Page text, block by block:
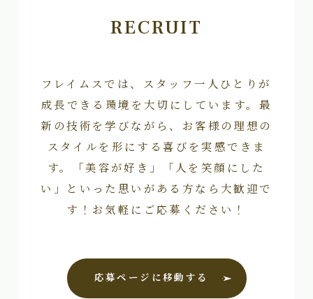
RECRUIT
フレイムスでは、スタッフ一人ひとりが
成長できる環境を大切にしています。最
新の技術を学びながら、お客様の理想の
スタイルを形にする喜びを実感できま
す。「美容が好き」「人を笑顔にした
い」といった思いがある方なら大歓迎で
す！お気軽にご応募ください！
応募ページに移動する